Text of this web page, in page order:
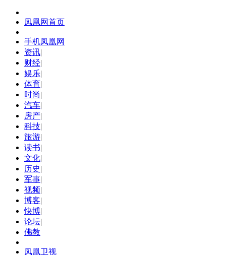
凤凰网首页
手机凤凰网
资讯|
财经|
娱乐|
体育|
时尚|
汽车|
房产|
科技|
旅游|
读书|
文化|
历史|
军事|
视频|
博客|
快博|
论坛|
佛教
凤凰卫视